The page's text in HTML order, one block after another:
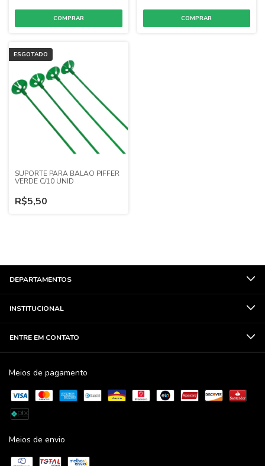
ESGOTADO
SUPORTE PARA BALAO PIFFER
VERDE C/10 UNID
R$5,50
DEPARTAMENTOS
INSTITUCIONAL
ENTRE EM CONTATO
Meios de pagamento
Meios de envio